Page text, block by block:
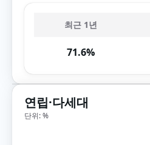
최근 1년
71.6%
연립·다세대
단위: %